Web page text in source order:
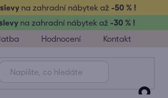
na zahradní nábytek až-50 % !
na zahradní nábytek až -30 % !
Hodnocení Kontakt